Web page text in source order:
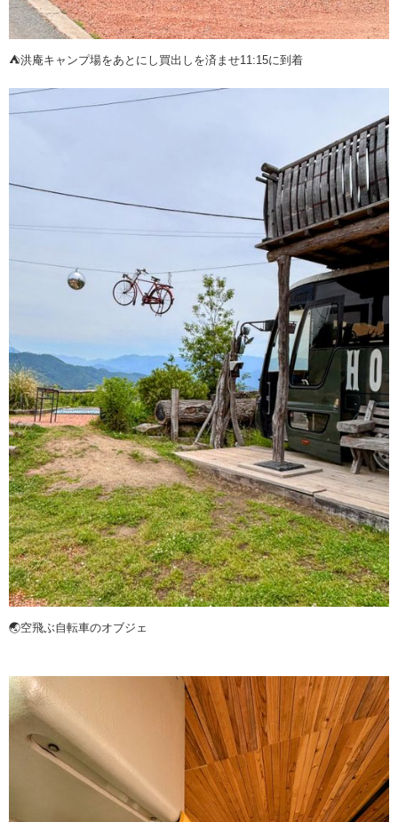
⛺️洪庵キャンプ場をあとにし買出しを済ませ11:15に到着
🌏空飛ぶ自転車のオブジェ